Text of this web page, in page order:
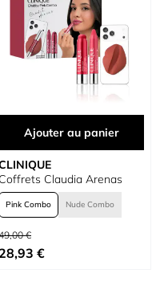
Ajouter au panier
Coffrets Claudia Arenas
Pink Combo Nude Combo
Prix normal
€
À partir de
28,93 €